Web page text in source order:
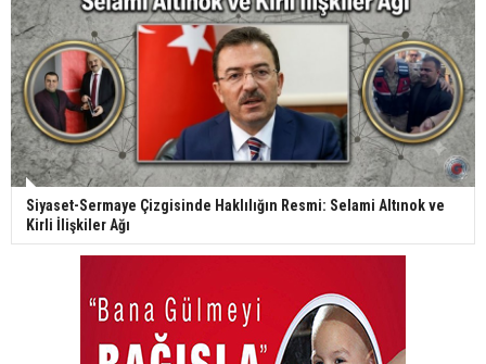
Siyaset-Sermaye Çizgisinde Haklılığın Resmi: Selami Altınok ve
Kirli İlişkiler Ağı